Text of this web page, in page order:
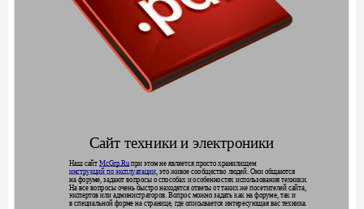
Сайт техники и электроники
Наш сайт McGrp.Ru при этом не является просто хранилищем
инструкций по эксплуатации, это живое сообщество людей. Они общаются
на форуме, задают вопросы о способах и особенностях использования техники.
На все вопросы очень быстро находятся ответы от таких же посетителей сайта,
экспертов или администраторов. Вопрос можно задать как на форуме, так и
в специальной форме на странице, где описывается интересующая вас техника.